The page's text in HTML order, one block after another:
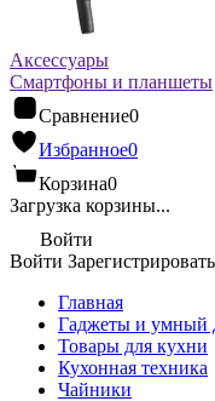
Аксессуары
Смартфоны и планшеты
Сравнение0
Избранное0
Корзина0
Загрузка корзины...
Войти
Войти
Главная
Гаджеты и умный
Товары для кухни
Кухонная техника
Чайники